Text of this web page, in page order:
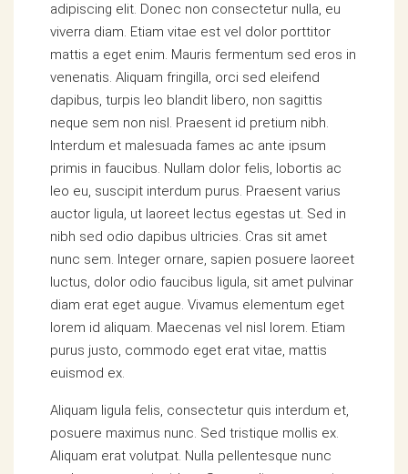
adipiscing elit. Donec non consectetur nulla, eu
viverra diam. Etiam vitae est vel dolor porttitor
mattis a eget enim. Mauris fermentum sed eros in
venenatis. Aliquam fringilla, orci sed eleifend
dapibus, turpis leo blandit libero, non sagittis
neque sem non nisl. Praesent id pretium nibh.
Interdum et malesuada fames ac ante ipsum
primis in faucibus. Nullam dolor felis, lobortis ac
leo eu, suscipit interdum purus. Praesent varius
auctor ligula, ut laoreet lectus egestas ut. Sed in
nibh sed odio dapibus ultricies. Cras sit amet
nunc sem. Integer ornare, sapien posuere laoreet
luctus, dolor odio faucibus ligula, sit amet pulvinar
diam erat eget augue. Vivamus elementum eget
lorem id aliquam. Maecenas vel nisl lorem. Etiam
purus justo, commodo eget erat vitae, mattis
euismod ex.
Aliquam ligula felis, consectetur quis interdum et,
posuere maximus nunc. Sed tristique mollis ex.
Aliquam erat volutpat. Nulla pellentesque nunc